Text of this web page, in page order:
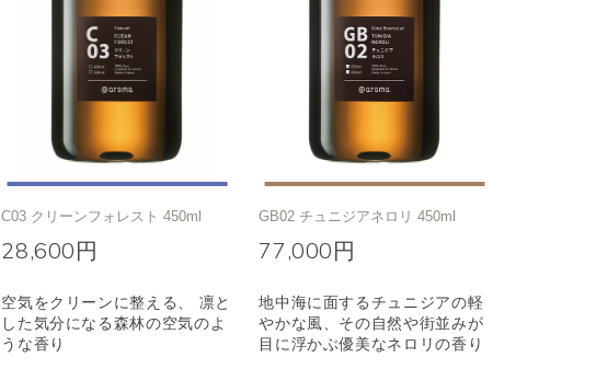
C03 クリーンフォレスト 450ml
28,600円
空気をクリーンに整える、 凛と
した気分になる森林の空気のよ
うな香り
GB02 チュニジアネロリ 450ml
77,000円
地中海に面するチュニジアの軽
やかな風、その自然や街並みが
目に浮かぶ優美なネロリの香り